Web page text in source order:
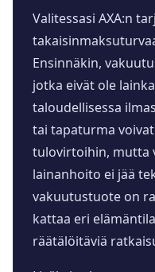
Valitessasi AXA:n
Ensinnäkin,
jotka eivät ole
taloudellisessa
tai tapaturma
tulovirtoihin, mutta
lainanhoito ei jää
vakuutustuote on
kattaa eri
räätälöitäviä